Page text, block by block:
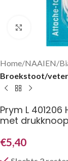
Klik om
Home NAAIEN
Broekstoot/
Prym L
met
€5,40